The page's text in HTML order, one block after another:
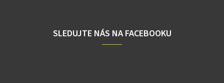
SLEDUJTE NÁS NA FACEBOOKU